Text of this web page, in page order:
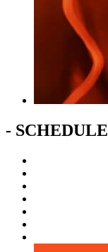
- SCHEDULE